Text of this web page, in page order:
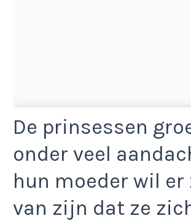
De prinsessen
onder veel
hun moeder wil er
van zijn dat ze